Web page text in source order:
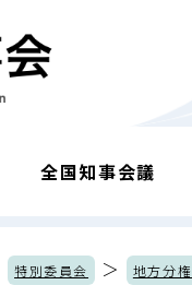
全国知事会議
特別委員会 ＞ 地方分